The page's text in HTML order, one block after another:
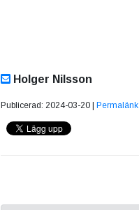
Holger Nilsson
Publicerad: 2024-03-20 | Permalänk